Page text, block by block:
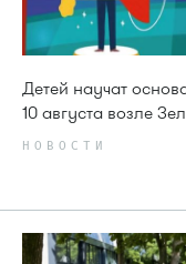
Детей научат
10 августа возле
НОВОСТИ